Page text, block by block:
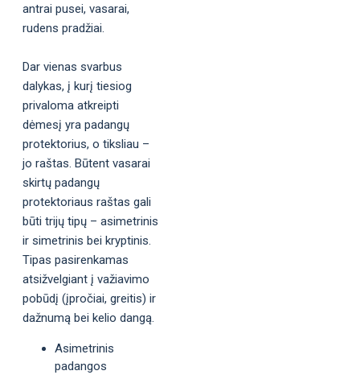
antrai pusei, vasarai,
rudens pradžiai.
Dar vienas svarbus
dalykas, į kurį tiesiog
privaloma atkreipti
dėmesį yra padangų
protektorius, o tiksliau –
jo raštas. Būtent vasarai
skirtų padangų
protektoriaus raštas gali
būti trijų tipų – asimetrinis
ir simetrinis bei kryptinis.
Tipas pasirenkamas
atsižvelgiant į važiavimo
pobūdį (įpročiai, greitis) ir
dažnumą bei kelio dangą.
Asimetrinis
padangos